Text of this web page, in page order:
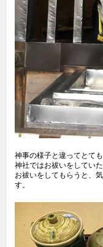
神事の様子と違ってとて
神社ではお祓いをしてい
お祓いをしてもらうと、
す。